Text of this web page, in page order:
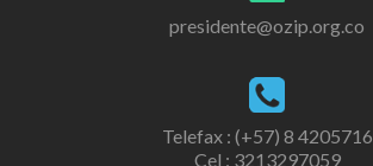
presidente@ozip.org.co
Telefax : (+57) 8 4205716
Cel : 3213297059